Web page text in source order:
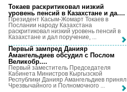
Токаев раскритиковал низкий
уровень пенсий в Казахстане и да....
Президент Касым-Жомарт Токаев в
Послании народу Казахстана
раскритиковал низкий уровень пенсий в
Казахстане и дал поручение, ...
Первый зампред Данияр
Амангельдиев обсудил с Послом
Великобр....
Первый заместитель Председателя
Кабинета Министров Кыргызской
Республики Данияр Амангельдиев принял
Чрезвычайного и Полномочного ...